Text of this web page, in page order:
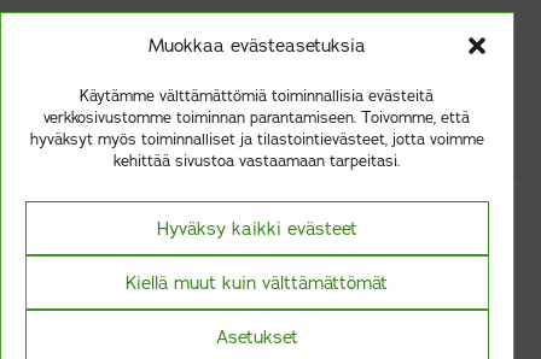
Muokkaa evästeasetuksia
Käytämme välttämättömiä toiminnallisia evästeitä
verkkosivustomme toiminnan parantamiseen. Toivomme, että
hyväksyt myös toiminnalliset ja tilastointievästeet, jotta voimme
kehittää sivustoa vastaamaan tarpeitasi.
Hyväksy kaikki evästeet
Kiellä muut kuin välttämättömät
Asetukset
TILAA UUTISKIRJEEMME
Tilaa
Vastuullisuus ja kestävyys
Tietosuoja Medanetsilla
ISO 13485 -sertifioitu